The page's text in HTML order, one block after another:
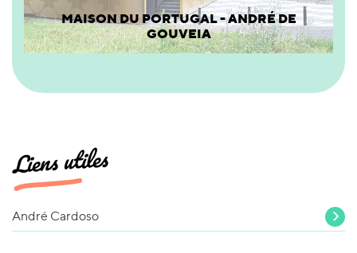
MAISON DU PORTUGAL - ANDRÉ DE
GOUVEIA
Liens utiles
André Cardoso